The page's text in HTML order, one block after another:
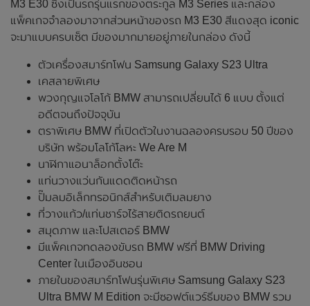
M3 E30 ซึ่งเป็นรถรุ่นแรกของตระกูล M3 Series และกล่อง
แพ็คเกจจำลองมาจากส่วนหน้าของรถ M3 E30 สีแดงสุด iconic
จะมาแบบครบเซ็ต มีของมากมายอยู่ภายในกล่อง ดังนี้
ตัวเครื่องสมาร์ทโฟน Samsung Galaxy S23 Ultra
เคสลายพิเศษ
พวงกุญแจโลโก้ BMW สามารถเปลี่ยนได้ 6 แบบ ตั้งแต่
อดีตจนถึงปัจจุบัน
ตราพิเศษ BMW ที่เปิดตัวในงานฉลองครบรอบ 50 ปีของ
บริษัท พร้อมโลโก้โลหะ We Are M
นาฬิกาแอนาล็อกตั้งโต๊ะ
แท่นวางแว่นกันแดดติดหน้ารถ
ปั๊มลมอิเล็กทรอนิกส์สำหรับเติมลมยาง
ที่วางแก้ว/แท่นชาร์จไร้สายติดรถยนต์
สมุดภาพ และโปสเตอร์ BMW
มีแพ็คเกจทดลองขับรถ BMW ฟรีที่ BMW Driving
Center ในเมืองอินชอน
ภายในของสมาร์ทโฟนรุ่นพิเศษ Samsung Galaxy S23
Ultra BMW M Edition จะมีซอฟต์แวร์ธีมของ BMW รวม